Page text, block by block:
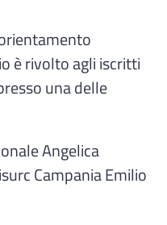
è rivolto agli iscritti
una delle
Angelica
Campania Emilio